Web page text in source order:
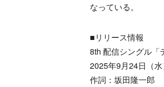
なっている。
■リリース情報
8th 配信シングル「
2025年9月24日（
作詞：坂田隆一郎